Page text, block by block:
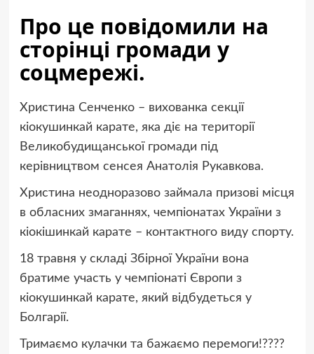
Про це повідомили на
сторінці громади у
соцмережі.
Христина Сенченко – вихованка секції
кіокушинкай карате, яка діє на території
Великобудищанської громади під
керівництвом сенсея Анатолія Рукавкова.
Христина неодноразово займала призові місця
в обласних змаганнях, чемпіонатах України з
кіокішинкай карате – контактного виду спорту.
18 травня у складі Збірної України вона
братиме участь у чемпіонаті Європи з
кіокушинкай карате, який відбудеться у
Болгарії.
Тримаємо кулачки та бажаємо перемоги!????